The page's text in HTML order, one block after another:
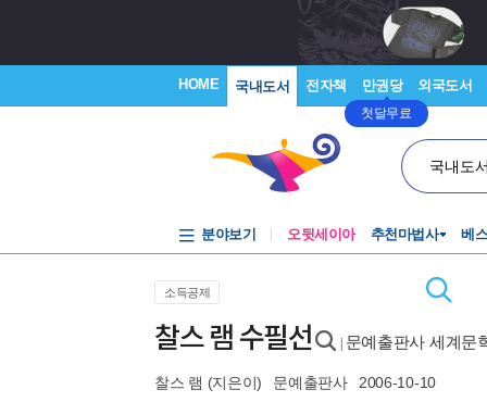
HOME 국내도서 전자책 만권당
첫달무료
외국도서
국내도
분야보기 오뒷세이아 추천마법사 베
소득공제
찰스 램 수필선 문예출판사 세계문
찰스 램 (지은이) 문예출판사 2006-10-10